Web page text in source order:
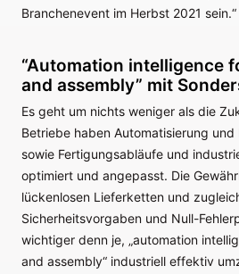
Branchenevent im Herbst 2021 sein.“
“Automation intelligence
and assembly” mit
Es geht um nichts weniger als die
Betriebe haben Automatisierung
sowie Fertigungsabläufe und
optimiert und angepasst. Die
lückenlosen Lieferketten und
Sicherheitsvorgaben und Null-
wichtiger denn je, „automation
and assembly“ industriell effektiv